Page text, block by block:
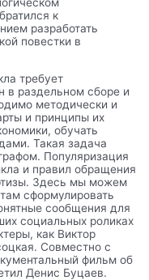
к
разработать
повестки в
требует
в раздельном сборе и
методически и
и принципы их
обучать
Такая задача
Популяризация
и правил обращения
Здесь мы можем
сформулировать
сообщения для
социальных роликах
как Виктор
Совместно с
фильм об
Денис Буцаев.